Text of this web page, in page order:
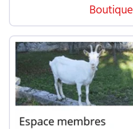
Boutique